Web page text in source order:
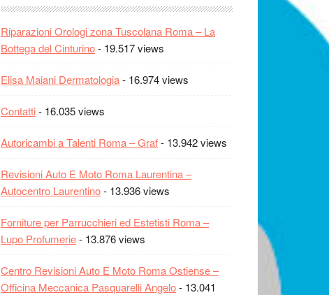
Riparazioni Orologi zona Tuscolana Roma – La
Bottega del Cinturino- 19.517 views
Elisa Maiani Dermatologia- 16.974 views
Contatti- 16.035 views
Autoricambi a Talenti Roma – Graf- 13.942 views
Revisioni Auto E Moto Roma Laurentina –
Autocentro Laurentino- 13.936 views
Forniture per Parrucchieri ed Estetisti Roma –
Lupo Profumerie- 13.876 views
Centro Revisioni Auto E Moto Roma Ostiense –
Officina Meccanica Pasquarelli Angelo- 13.041